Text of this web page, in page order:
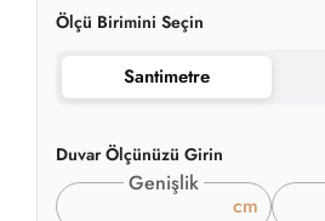
Ölçü Birimini Seçin
Santimetre
Duvar Ölçünüzü Girin
Genişlik
cm